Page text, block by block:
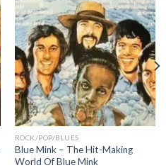
ROCK/POP/BLUES
Blue Mink – The Hit-Making
World Of Blue Mink